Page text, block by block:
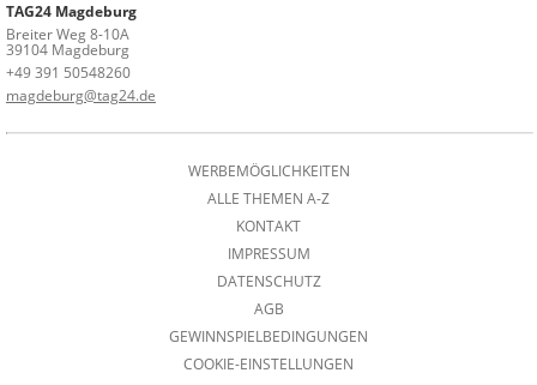
TAG24 Magdeburg
Breiter Weg 8-10A
39104 Magdeburg
+49 391 50548260
magdeburg@tag24.de
WERBEMÖGLICHKEITEN
ALLE THEMEN A-Z
KONTAKT
IMPRESSUM
DATENSCHUTZ
AGB
GEWINNSPIELBEDINGUNGEN
COOKIE-EINSTELLUNGEN